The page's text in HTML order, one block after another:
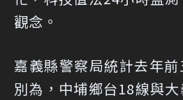
觀念。
嘉義縣警察局統計去年
別為，中埔鄉台18線與